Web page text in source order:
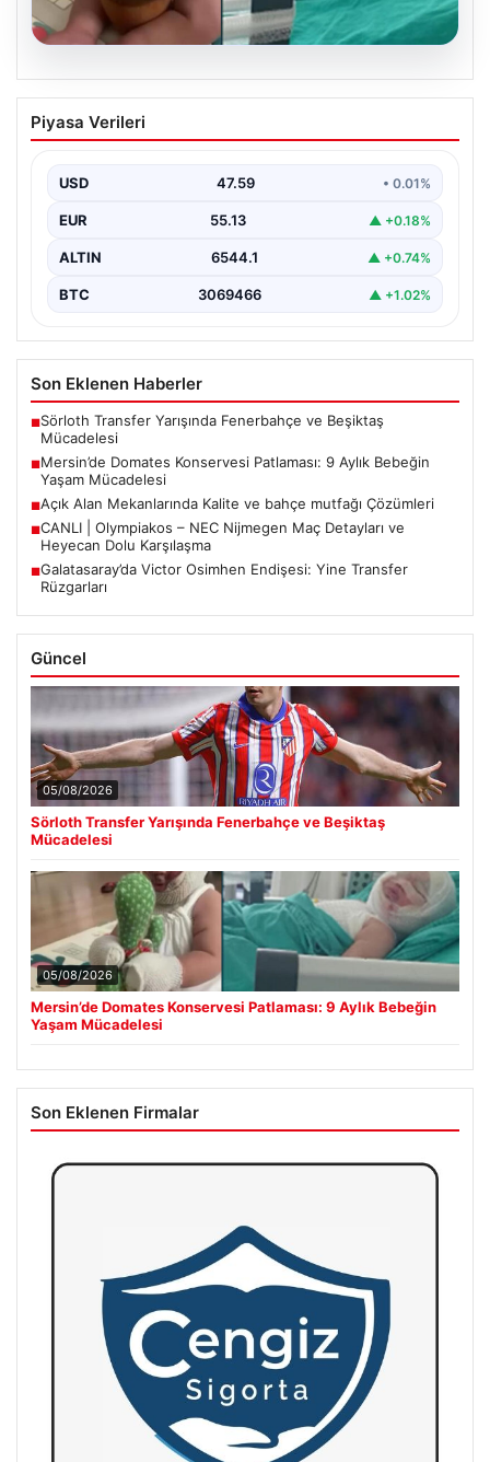
05.08.2026
Mersin’de Domates Konservesi
Patlaması: 9 Aylık Bebeğin Yaşam
Mersin'de yaşanan korkutucu bir olay, bir bebeğin
Piyasa Verileri
USD 47.59 • 0.01%
EUR 55.13 ▲ +0.18%
ALTIN 6544.1 ▲ +0.74%
BTC 3069466 ▲ +1.02%
Son Eklenen Haberler
■Sörloth Transfer Yarışında Fenerbahçe ve Beşiktaş
Mücadelesi
■Mersin’de Domates Konservesi Patlaması: 9 Aylık Bebeğin
Yaşam Mücadelesi
■Açık Alan Mekanlarında Kalite ve bahçe mutfağı Çözümleri
■CANLI | Olympiakos – NEC Nijmegen Maç Detayları ve
Heyecan Dolu Karşılaşma
■Galatasaray’da Victor Osimhen Endişesi: Yine Transfer
Rüzgarları
Güncel
05/08/2026
Sörloth Transfer Yarışında Fenerbahçe ve Beşiktaş
Mücadelesi
05/08/2026
Mersin’de Domates Konservesi Patlaması: 9 Aylık Bebeğin
Yaşam Mücadelesi
Son Eklenen Firmalar